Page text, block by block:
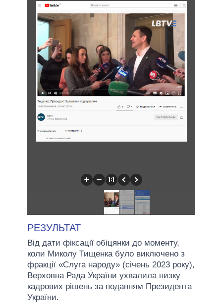
РЕЗУЛЬТАТ
Від дати фіксації обіцянки до моменту,
коли Миколу Тищенка було виключено з
фракції «Слуга народу» (січень 2023 року),
Верховна Рада України ухвалила низку
кадрових рішень за поданням Президента
України.